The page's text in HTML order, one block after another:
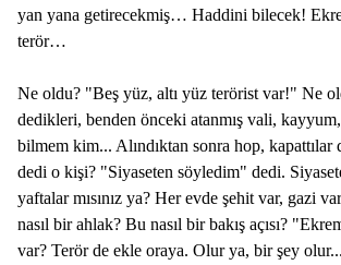
yan yana getirecekmiş… Haddini bilecek!
terör…
Ne oldu? "Beş yüz, altı yüz terörist var!" Ne
dedikleri, benden önceki atanmış vali,
bilmem kim... Alındıktan sonra hop, kapattılar
dedi o kişi? "Siyaseten söyledim" dedi.
yaftalar mısınız ya? Her evde şehit var, gazi
nasıl bir ahlak? Bu nasıl bir bakış açısı?
var? Terör de ekle oraya. Olur ya, bir şey